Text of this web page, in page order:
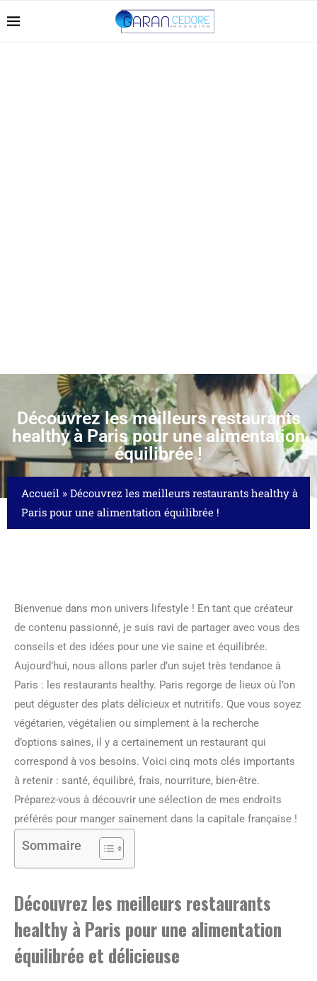
Découvrez les meilleurs restaurants
healthy à Paris pour une alimentation
équilibrée !
Accueil » Découvrez les meilleurs restaurants healthy à
Paris pour une alimentation équilibrée !
Bienvenue dans mon univers lifestyle ! En tant que créateur
de contenu passionné, je suis ravi de partager avec vous des
conseils et des idées pour une vie saine et équilibrée.
Aujourd’hui, nous allons parler d’un sujet très tendance à
Paris : les restaurants healthy. Paris regorge de lieux où l’on
peut déguster des plats délicieux et nutritifs. Que vous soyez
végétarien, végétalien ou simplement à la recherche
d’options saines, il y a certainement un restaurant qui
correspond à vos besoins. Voici cinq mots clés importants
à retenir : santé, équilibré, frais, nourriture, bien-être.
Préparez-vous à découvrir une sélection de mes endroits
préférés pour manger sainement dans la capitale française !
Sommaire
Découvrez les meilleurs restaurants
healthy à Paris pour une alimentation
équilibrée et délicieuse